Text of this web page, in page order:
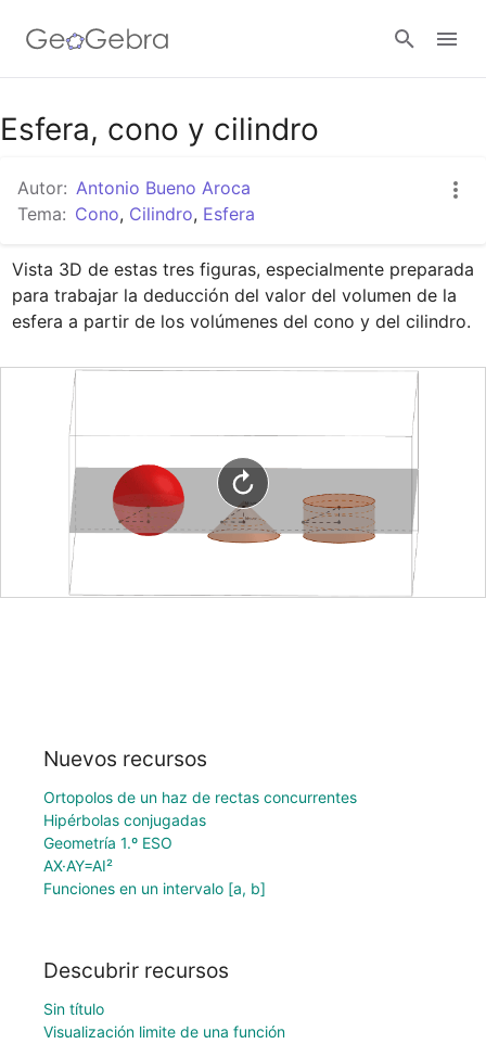
GeoGebra Classroom
Abrir sesión
Esfera, cono y cilindro
Autor: Antonio Bueno Aroca
Tema: Cono, Cilindro, Esfera
Vista 3D de estas tres figuras, especialmente preparada
para trabajar la deducción del valor del volumen de la
esfera a partir de los volúmenes del cono y del cilindro.
Nuevos recursos
Ortopolos de un haz de rectas concurrentes
Hipérbolas conjugadas
Geometría 1.º ESO
AX·AY=AI²
Funciones en un intervalo [a, b]
Descubrir recursos
Sin título
Visualización limite de una función